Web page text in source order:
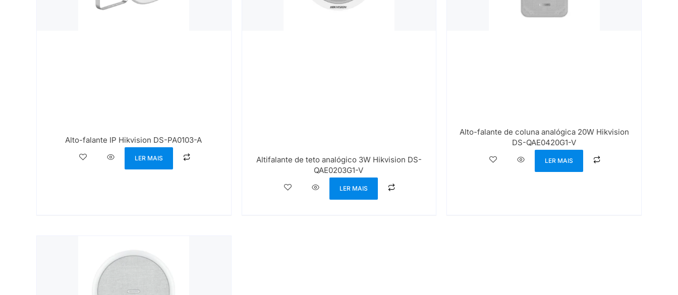
Alto-falante IP Hikvision DS-PA0103-A
LER MAIS
Altifalante de teto analógico 3W Hikvision DS-
QAE0203G1-V
LER MAIS
Alto-falante de coluna analógica 20W Hikvision
DS-QAE0420G1-V
LER MAIS